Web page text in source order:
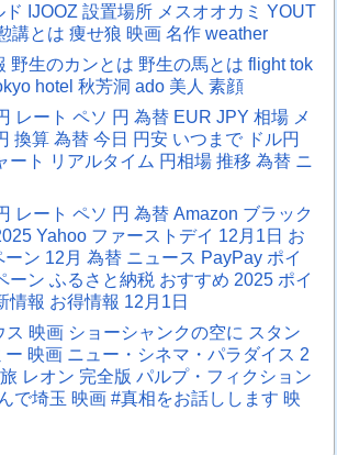
ド IJOOZ 設置場所 メスオオカミ YOUT
講とは 痩せ狼 映画 名作 weather
野生のカンとは 野生の馬とは flight tok
hotel 秋芳洞 ado 美人 素顔
レート ペソ 円 為替 EUR JPY 相場 メ
換算 為替 今日 円安 いつまで ドル円
ート リアルタイム 円相場 推移 為替 ニ
レート ペソ 円 為替 Amazon ブラック
Yahoo ファーストデイ 12月1日 お
ン 12月 為替 ニュース PayPay ポイ
ーン ふるさと納税 おすすめ 2025 ポイ
情報 お得情報 12月1日
ス 映画 ショーシャンクの空に スタン
ー 映画 ニュー・シネマ・パラダイス 2
レオン 完全版 パルプ・フィクション
で埼玉 映画 #真相をお話しします 映